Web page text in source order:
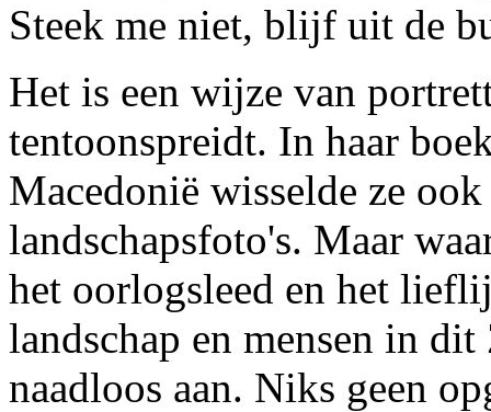
Steek me niet, blijf uit de
Het is een wijze van
tentoonspreidt. In haar
Macedonië wisselde ze
landschapsfoto's. Maar
het oorlogsleed en het
landschap en mensen in
naadloos aan. Niks geen